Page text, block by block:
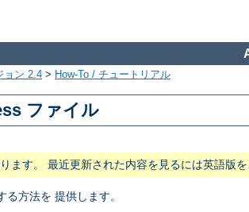
ョン 2.4 > How-To / チュートリアル
ファイル
ます。 最近更新された内容を見るには英語版を
方法を 提供します。